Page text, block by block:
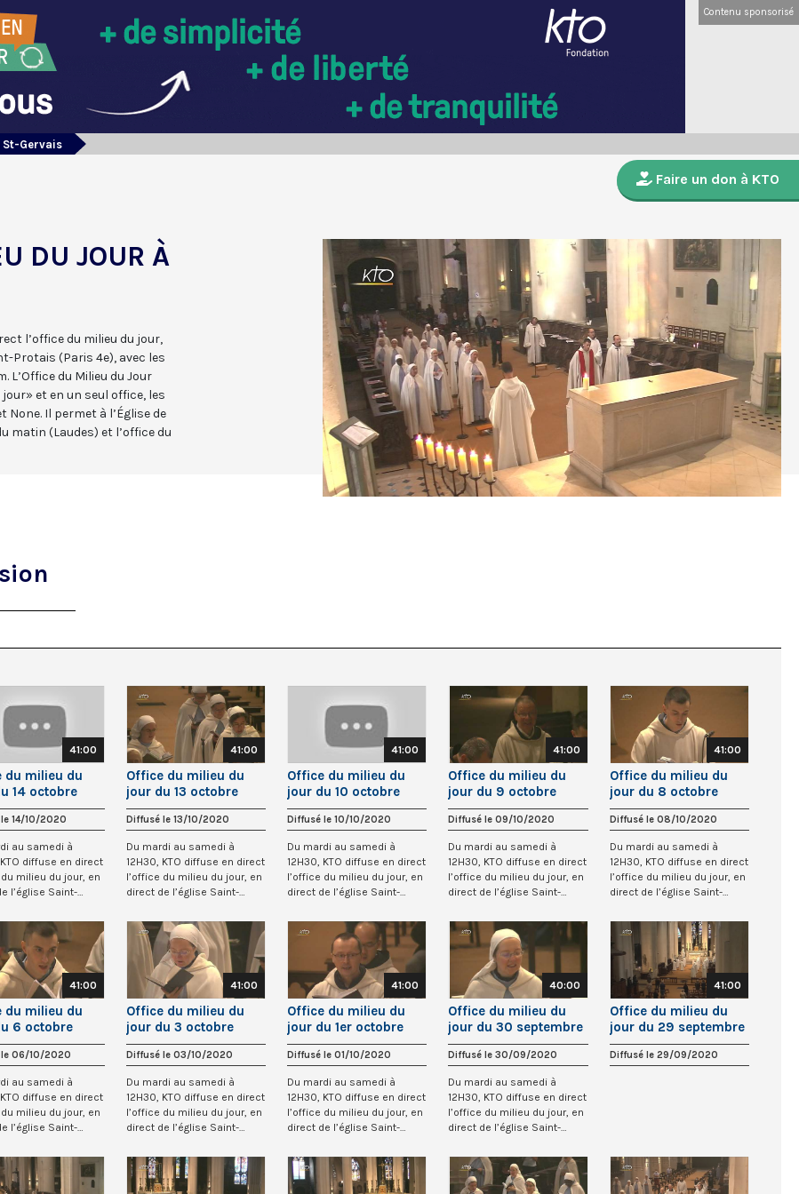
Contenu sponsorisé
Gervais
Faire un don à KTO
DU JOUR À
l’office du milieu du jour,
Protais (Paris 4e), avec les
L’Office du Milieu du Jour
et en un seul office, les
None. Il permet à l’Église de
matin (Laudes) et l’office du
41:00
du milieu du
14 octobre
St-Gervais
14/10/2020
au samedi à
diffuse en direct
milieu du jour, en
l’église Saint-
41:00
Office du milieu du
jour du 13 octobre
2020 à St-Gervais
Diffusé le 13/10/2020
Du mardi au samedi à
12H30, KTO diffuse en direct
l’office du milieu du jour, en
direct de l’église Saint-
41:00
Office du milieu du
jour du 10 octobre
2020 à St-Gervais
Diffusé le 10/10/2020
Du mardi au samedi à
12H30, KTO diffuse en direct
l’office du milieu du jour, en
direct de l’église Saint-
41:00
Office du milieu du
jour du 9 octobre
2020 à St-Gervais
Diffusé le 09/10/2020
Du mardi au samedi à
12H30, KTO diffuse en direct
l’office du milieu du jour, en
direct de l’église Saint-
41:00
Office du milieu du
jour du 8 octobre
2020 à St-Gervais
Diffusé le 08/10/2020
Du mardi au samedi à
12H30, KTO diffuse en direct
l’office du milieu du jour, en
direct de l’église Saint-
41:00
du milieu du
6 octobre
St-Gervais
le 06/10/2020
au samedi à
diffuse en direct
milieu du jour, en
l’église Saint-
41:00
Office du milieu du
jour du 3 octobre
2020 à St-Gervais
Diffusé le 03/10/2020
Du mardi au samedi à
12H30, KTO diffuse en direct
l’office du milieu du jour, en
direct de l’église Saint-
41:00
Office du milieu du
jour du 1er octobre
2020 à St-Gervais
Diffusé le 01/10/2020
Du mardi au samedi à
12H30, KTO diffuse en direct
l’office du milieu du jour, en
direct de l’église Saint-
40:00
Office du milieu du
jour du 30 septembre
2020 à St-Gervais
Diffusé le 30/09/2020
Du mardi au samedi à
12H30, KTO diffuse en direct
l’office du milieu du jour, en
direct de l’église Saint-
41:00
Office du milieu du
jour du 29 septembre
2020 à St-Gervais
Diffusé le 29/09/2020